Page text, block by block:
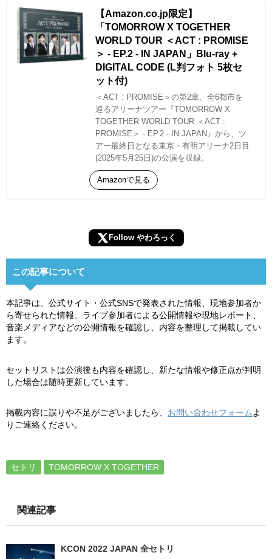
【Amazon.co.jp限定】
「TOMORROW X TOGETHER
WORLD TOUR ＜ACT : PROMISE
＞ - EP.2 - IN JAPAN」Blu-ray +
DIGITAL CODE (L判フォト 5枚セ
ット付)
＜ACT : PROMISE＞の第2章、全6都市を
巡るアリーナツアー『TOMORROW X
TOGETHER WORLD TOUR ＜ACT :
PROMISE＞ - EP.2 - IN JAPAN』から、ツ
アー最終日となる東京・有明アリーナ2日目
(2025年5月25日)の公演を収録。
Amazonで見る
Follow やわろっく
この記事について
本記事は、公式サイト・公式SNSで発表された情報、現地参加者か
ら寄せられた情報、ライブ参加者による公開情報や現地レポート、
音楽メディアなどの公開情報を確認し、内容を整理して掲載してい
ます。
セットリストは公演後も内容を確認し、新たな情報や修正点が判明
した場合は随時更新しています。
掲載内容に誤りや不足がございましたら、 お問い合わせフォーム よ
りご連絡ください。
セトリ TOMORROW X TOGETHER
関連記事
KCON 2022 JAPAN 全セトリ